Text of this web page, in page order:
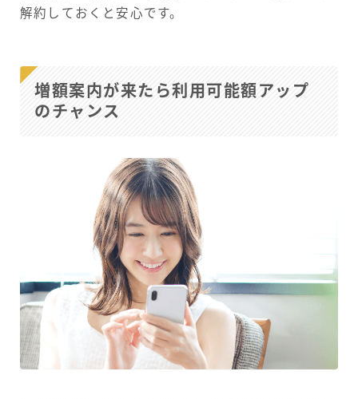
解約しておくと安心です。
増額案内が来たら利用可能額アップ
のチャンス